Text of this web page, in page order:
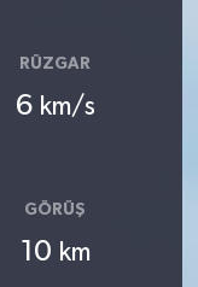
RÜZGAR
6 km/s
GÖRÜŞ
10 km